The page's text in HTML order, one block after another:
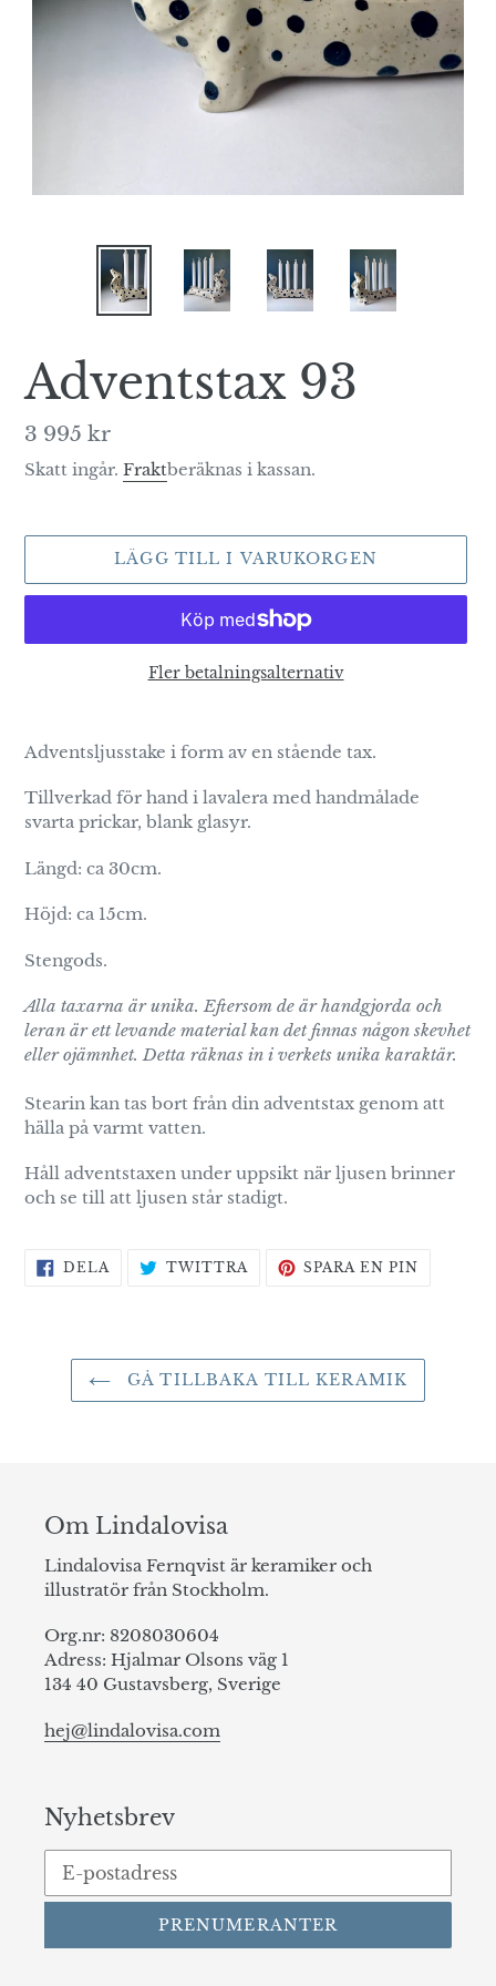
Adventstax 93
Ordinarie
pris
3 995 kr
Skatt ingår. Fraktberäknas i kassan.
LÄGG TILL I VARUKORGEN
Fler betalningsalternativ
till
produkten
i
din
varukorg
Adventsljusstake i form av en stående tax.
Tillverkad för hand i lavalera med handmålade
svarta prickar, blank glasyr.
Längd: ca 30cm.
Höjd: ca 15cm.
Stengods.
Alla taxarna är unika. Eftersom de är handgjorda och
leran är ett levande material kan det finnas någon skevhet
eller ojämnhet. Detta räknas in i verkets unika karaktär.
Stearin kan tas bort från din adventstax genom att
hälla på varmt vatten.
Håll adventstaxen under uppsikt när ljusen brinner
och se till att ljusen står stadigt.
DELA DELA
PÅ
TWITTRA TWITTRA
PÅ
SPARA EN PIN
GÅ TILLBAKA TILL KERAMIK
Om Lindalovisa
Lindalovisa Fernqvist är keramiker och
illustratör från Stockholm.
Org.nr: 8208030604
Adress: Hjalmar Olsons väg 1
134 40 Gustavsberg, Sverige
hej@lindalovisa.com
Nyhetsbrev
PRENUMERANTER